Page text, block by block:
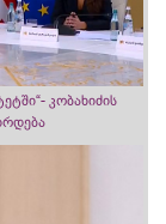
კობახიძის